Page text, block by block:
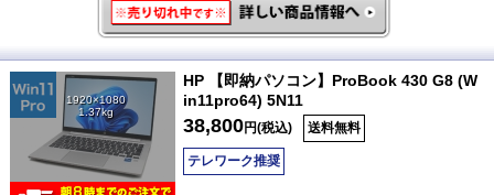
1920×1080
1.37kg
HP 【即納パソコン】ProBook 430 G8 (W
in11pro64) 5N11
38,800円(税込) 送料無料
テレワーク推奨